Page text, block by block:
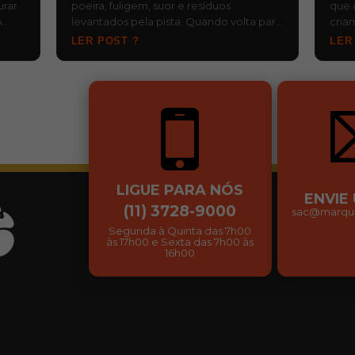
d…
poeira, fuligem, suor e resíduos
levantados pela pista. Quando volta para
o baú ainda molhada e fica esquecida,…
LER POST ?
que
LIGUE PARA NÓS
(11) 3728-9000
Segunda à Quinta das 7h00
às 17h00 e Sexta das 7h00 às
16h00
ENVIE